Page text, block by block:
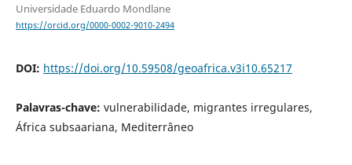
Universidade Eduardo Mondlane
https://orcid.org/0000-0002-9010-2494
DOI: https://doi.org/10.59508/geoafrica.v3i10.65217
Palavras-chave: vulnerabilidade, migrantes irregulares,
África subsaariana, Mediterrâneo